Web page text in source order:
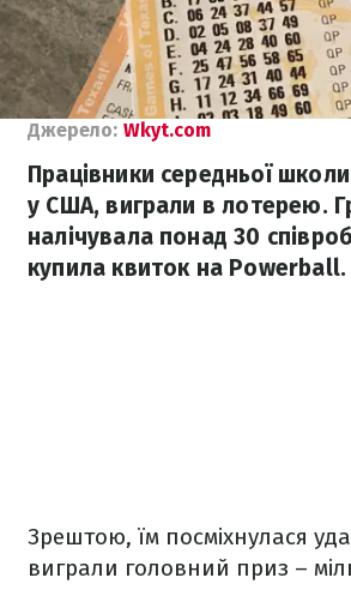
Джерело: Wkyt.com
Працівники середньої
у США, виграли в лотерею.
налічувала понад 30
купила квиток на Powerball.
Зрештою, їм посміхнулася
виграли головний приз –